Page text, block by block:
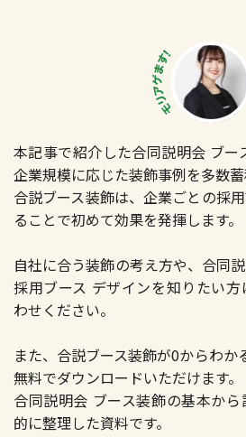
本記事で紹介した合同説明会 ブー
企業規模に応じた装飾事例を多数蓄
合説ブース装飾は、企業ごとの採
ることで初めて効果を発揮します。
自社に合う装飾の考え方や、合同
採用ブース デザインを知りたい
わせください。
また、合説ブース装飾が0からわか
無料でダウンロードいただけます。
合同説明会 ブース装飾の基本か
的に整理した資料です。